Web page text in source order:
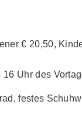
€ 20,50,
Uhr des
festes